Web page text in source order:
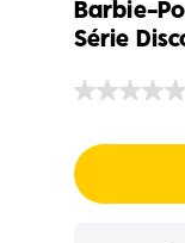
Barbie-
Série